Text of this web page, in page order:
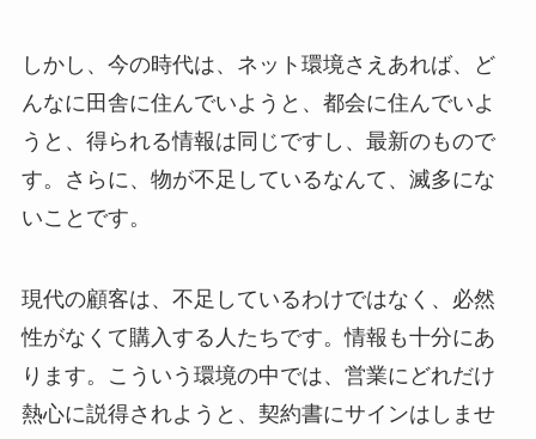
しかし、今の時代は、ネット環境さえあれば、ど
んなに田舎に住んでいようと、都会に住んでいよ
うと、得られる情報は同じですし、最新のもので
す。さらに、物が不足しているなんて、滅多にな
いことです。
現代の顧客は、不足しているわけではなく、必然
性がなくて購入する人たちです。情報も十分にあ
ります。こういう環境の中では、営業にどれだけ
熱心に説得されようと、契約書にサインはしませ